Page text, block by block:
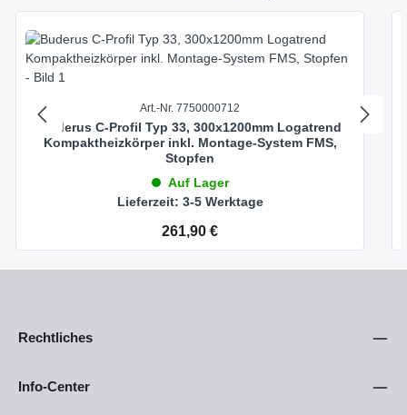
Art.-Nr. 7750000712
Buderus C-Profil Typ 33, 300x1200mm Logatrend
Kompaktheizkörper inkl. Montage-System FMS,
Stopfen
Auf Lager
Lieferzeit: 3-5 Werktage
Regulärer Preis:
261,90 €
Rechtliches
Info-Center